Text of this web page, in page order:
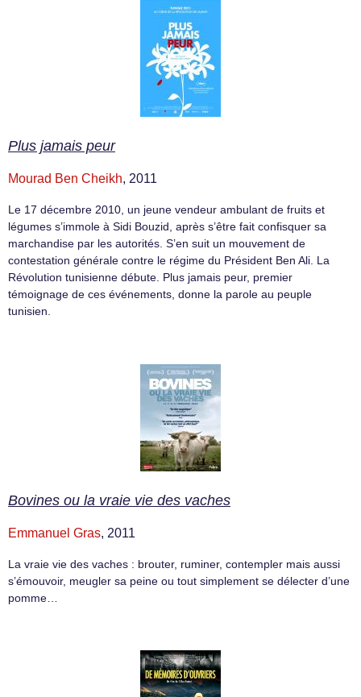
Plus jamais peur
Mourad Ben Cheikh, 2011
Le 17 décembre 2010, un jeune vendeur ambulant de fruits et
légumes s’immole à Sidi Bouzid, après s’être fait confisquer sa
marchandise par les autorités. S’en suit un mouvement de
contestation générale contre le régime du Président Ben Ali. La
Révolution tunisienne débute. Plus jamais peur, premier
témoignage de ces événements, donne la parole au peuple
tunisien.
Bovines ou la vraie vie des vaches
Emmanuel Gras, 2011
La vraie vie des vaches : brouter, ruminer, contempler mais aussi
s’émouvoir, meugler sa peine ou tout simplement se délecter d’une
pomme…